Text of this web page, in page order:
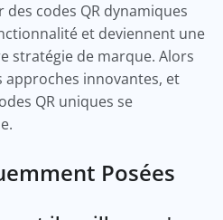
codes QR dynamiques
et deviennent une
stratégie de marque. Alors
approches innovantes, et
QR uniques se
Posées